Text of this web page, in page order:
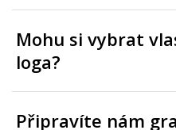
Mohu si vybrat
loga?
Připravíte nám